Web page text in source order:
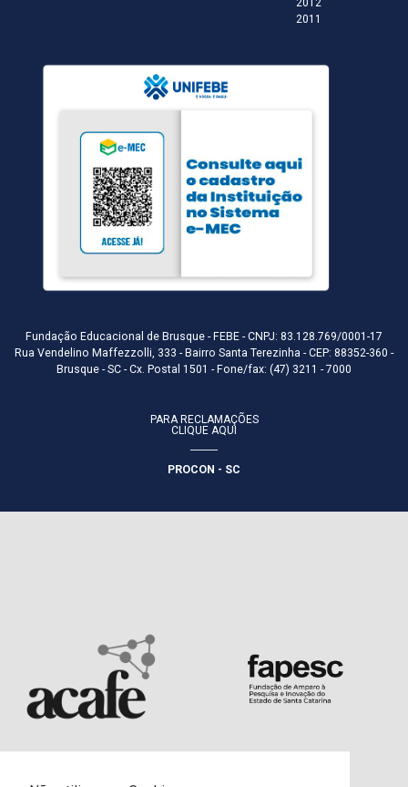
2012
2011
Fundação Educacional de Brusque - FEBE - CNPJ: 83.128.769/0001-17
Rua Vendelino Maffezzolli, 333 - Bairro Santa Terezinha - CEP: 88352-360 -
Brusque - SC - Cx. Postal 1501 - Fone/fax: (47) 3211 - 7000
PARA RECLAMAÇÕES
CLIQUE AQUI
PROCON - SC